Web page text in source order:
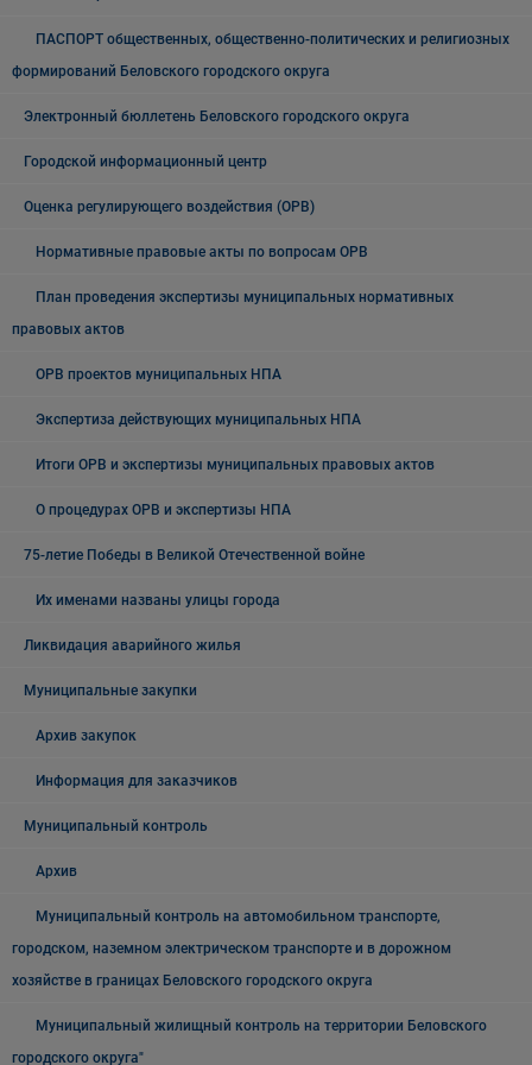
ПАСПОРТ общественных, общественно-политических и религиозных
формирований Беловского городского округа
Электронный бюллетень Беловского городского округа
Городской информационный центр
Оценка регулирующего воздействия (ОРВ)
Нормативные правовые акты по вопросам ОРВ
План проведения экспертизы муниципальных нормативных
правовых актов
ОРВ проектов муниципальных НПА
Экспертиза действующих муниципальных НПА
Итоги ОРВ и экспертизы муниципальных правовых актов
О процедурах ОРВ и экспертизы НПА
75-летие Победы в Великой Отечественной войне
Их именами названы улицы города
Ликвидация аварийного жилья
Муниципальные закупки
Архив закупок
Информация для заказчиков
Муниципальный контроль
Архив
Муниципальный контроль на автомобильном транспорте,
городском, наземном электрическом транспорте и в дорожном
хозяйстве в границах Беловского городского округа
Муниципальный жилищный контроль на территории Беловского
городского округа"